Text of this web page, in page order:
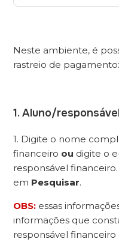
Neste ambiente, é
rastreio de pagamento:
1. Aluno/
1. Digite o nome
financeiro ou digite o
responsável
em Pesquisar.
OBS: essas
informações que
responsável financeiro